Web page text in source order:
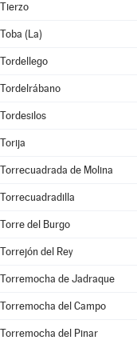
Tierzo
Toba (La)
Tordellego
Tordelrábano
Tordesilos
Torija
Torrecuadrada de Molina
Torrecuadradilla
Torre del Burgo
Torrejón del Rey
Torremocha de Jadraque
Torremocha del Campo
Torremocha del Pinar